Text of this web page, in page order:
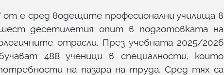
от е сред водещите професионални училища в
десетилетия опит в подготовката на
отрасли. През учебната 2025/2026
488 ученици в специалности, които
на пазара на труда. Сред тях са